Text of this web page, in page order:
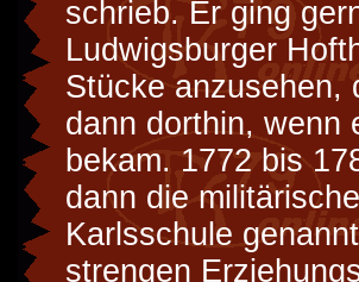
schrieb. Er ging
Ludwigsburger
Stücke anzusehen,
dann dorthin, wenn
bekam. 1772 bis
dann die
Karlsschule
strengen